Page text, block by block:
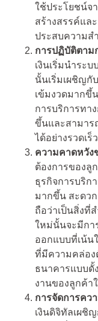
ใช้ประโยชน์จ
สร้างสรรค์แล
ประสบความส
การปฏิบัติตาม
เงินเริ่มนำระ
นั้นเริ่มเผชิญกั
เข้มงวดมากขึ้
การบริการทา
ขึ้นและสามาร
ได้อย่างรวดเร็ว
ความคาดหวัง
ต้องการของลู
ธุรกิจการบริก
มากขึ้น สะดว
ถือว่าเป็นสิ่งที่
ใหม่นั้นจะมีกา
ออกแบบที่เน้น
ที่มีความคล่อง
ธนาคารแบบดั้
งานของลูกค้า
การจัดการควา
เงินดิจิทัลเผชิ